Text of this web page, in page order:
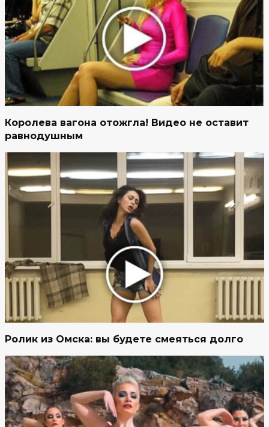
Королева вагона отожгла! Видео не оставит
равнодушным
Ролик из Омска: вы будете смеяться долго